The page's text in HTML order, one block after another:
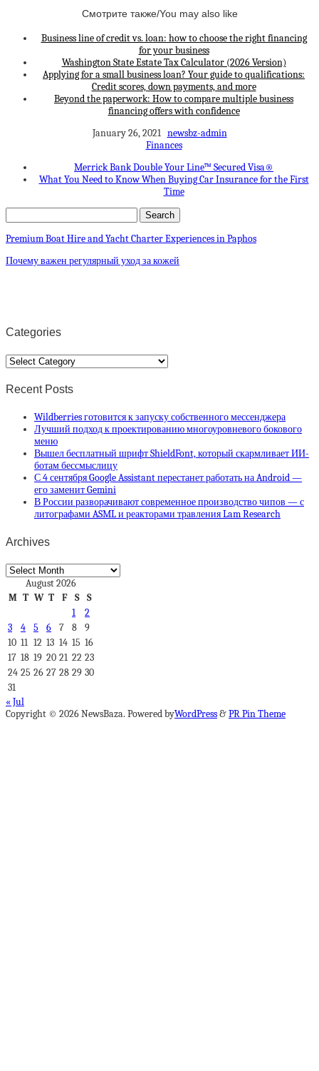
Смотрите также/You may also like
Business line of credit vs. loan: how to choose the right financing
for your business
Washington State Estate Tax Calculator (2026 Version)
Applying for a small business loan? Your guide to qualifications:
Credit scores, down payments, and more
Beyond the paperwork: How to compare multiple business
financing offers with confidence
January 26, 2021 newsbz-admin
Finances
Merrick Bank Double Your Line™ Secured Visa®
What You Need to Know When Buying Car Insurance for the First
Time
Premium Boat Hire and Yacht Charter Experiences in Paphos
Почему важен регулярный уход за кожей
Categories
Categories
Recent Posts
Wildberries готовится к запуску собственного мессенджера
Лучший подход к проектированию многоуровневого бокового
меню
Вышел бесплатный шрифт ShieldFont, который скармливает ИИ-
ботам бессмыслицу
С 4 сентября Google Assistant перестанет работать на Android —
его заменит Gemini
В России разворачивают современное производство чипов — с
литографами ASML и реакторами травления Lam Research
Archives
Archives
August 2026
M T W T F S
S
1
2
3
4 5 6 7 8
9
10 11 12 13 14 15 16
17 18 19 20 21 22 23
24 25 26 27 28 29 30
31
« Jul
Copyright © 2026 NewsBaza. Powered byWordPress&PR Pin Theme